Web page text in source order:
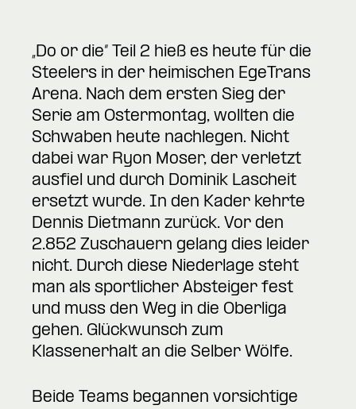
„Do or die“ Teil 2 hieß es heute für die
Steelers in der heimischen EgeTrans
Arena. Nach dem ersten Sieg der
Serie am Ostermontag, wollten die
Schwaben heute nachlegen. Nicht
dabei war Ryon Moser, der verletzt
ausfiel und durch Dominik Lascheit
ersetzt wurde. In den Kader kehrte
Dennis Dietmann zurück. Vor den
2.852 Zuschauern gelang dies leider
nicht. Durch diese Niederlage steht
man als sportlicher Absteiger fest
und muss den Weg in die Oberliga
gehen. Glückwunsch zum
Klassenerhalt an die Selber Wölfe.
Beide Teams begannen vorsichtige